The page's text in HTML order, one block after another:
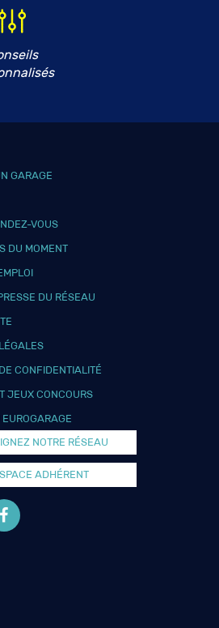
GARAGE
VOUS
DU MOMENT
DU RÉSEAU
CONFIDENTIALITÉ
JEUX CONCOURS
NOTRE RÉSEAU
ADHÉRENT